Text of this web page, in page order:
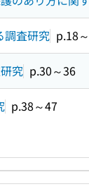
調査研究 p.18
究 p.30～36
p.38～47